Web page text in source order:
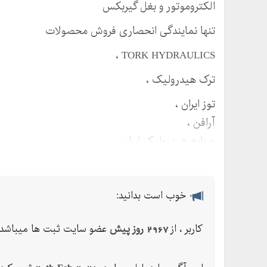
الکتروموتور و بغل گیربکس
تنها نمایندگی انحصاری فروش محصولات
TORK HYDRAULICS ،
ترک هیدرولیک ،
توز ایران ،
آرافن ،
صنایع هیدرولیک ایران ،
متال ورک ایتالیا ، Metal work ،
جکهای هیدرولیکی نوین ،
خوب است بدانید:
کاربر ، از2967 روز پیش عضو سایت ثبت ها